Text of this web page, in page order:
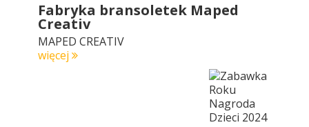
Fabryka bransoletek Maped
Creativ
MAPED CREATIV
więcej